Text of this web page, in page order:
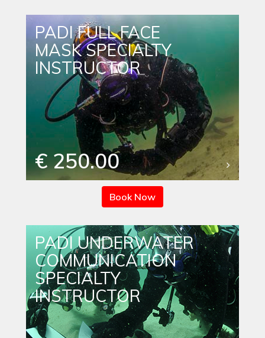
PADI FULL FACE
MASK SPECIALTY
INSTRUCTOR
€ 250.00
Book Now
PADI UNDERWATER
COMMUNICATION
SPECIALTY
INSTRUCTOR